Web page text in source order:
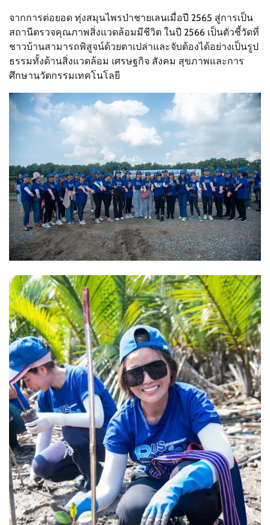
จากการต่อยอด ทุ่งสมุนไพรป่าชายเลนเมื่อปี 2565 สู่การเป็น
สถานีตรวจคุณภาพสิ่งแวดล้อมมีชีวิต ในปี 2566 เป็นตัวชี้วัดที่
ชาวบ้านสามารถพิสูจน์ด้วยตาเปล่าและจับต้องได้อย่างเป็นรูป
ธรรมทั้งด้านสิ่งแวดล้อม เศรษฐกิจ สังคม สุขภาพและการ
ศึกษานวัตกรรมเทคโนโลยี